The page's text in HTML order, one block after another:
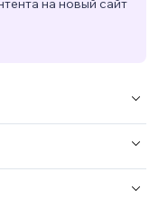
на новый сайт